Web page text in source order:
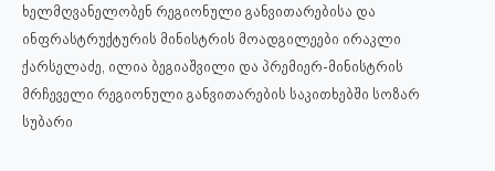
ხელმღვანელობენ რეგიონული განვითარებისა და
ინფრასტრუქტურის მინისტრის მოადგილეები ირაკლი
ქარსელაძე, ილია ბეგიაშვილი და პრემიერ-მინისტრის
მრჩეველი რეგიონული განვითარების საკითხებში სოზარ
სუბარი